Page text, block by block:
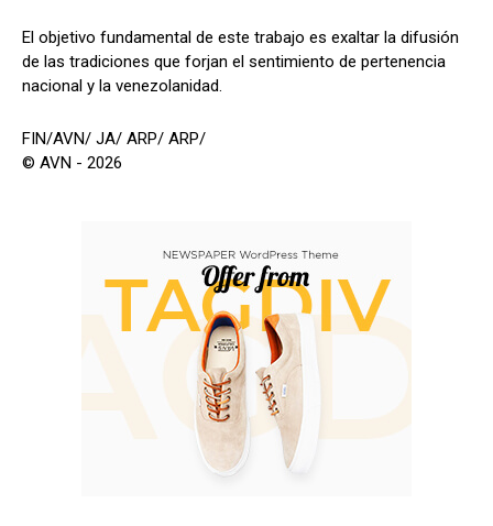
El objetivo fundamental de este trabajo es exaltar la difusión
de las tradiciones que forjan el sentimiento de pertenencia
nacional y la venezolanidad.
FIN/AVN/ JA/ ARP/ ARP/
© AVN - 2026